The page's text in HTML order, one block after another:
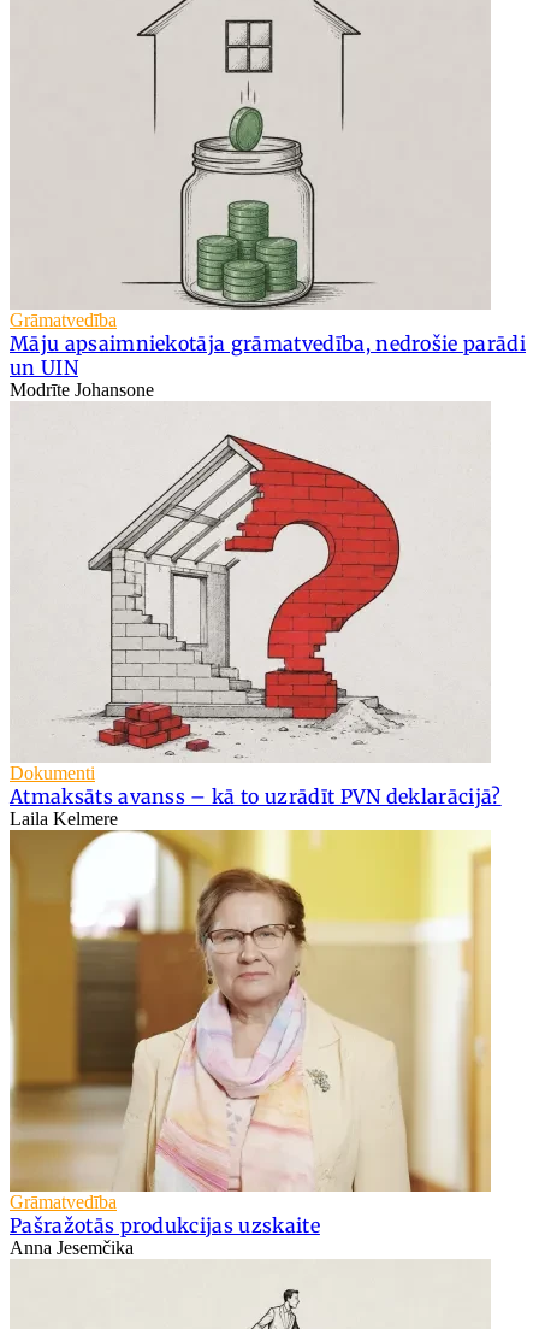
Grāmatvedība
Māju apsaimniekotāja grāmatvedība, nedrošie parādi
un UIN
Modrīte Johansone
Dokumenti
Atmaksāts avanss – kā to uzrādīt PVN deklarācijā?
Laila Kelmere
Grāmatvedība
Pašražotās produkcijas uzskaite
Anna Jesemčika